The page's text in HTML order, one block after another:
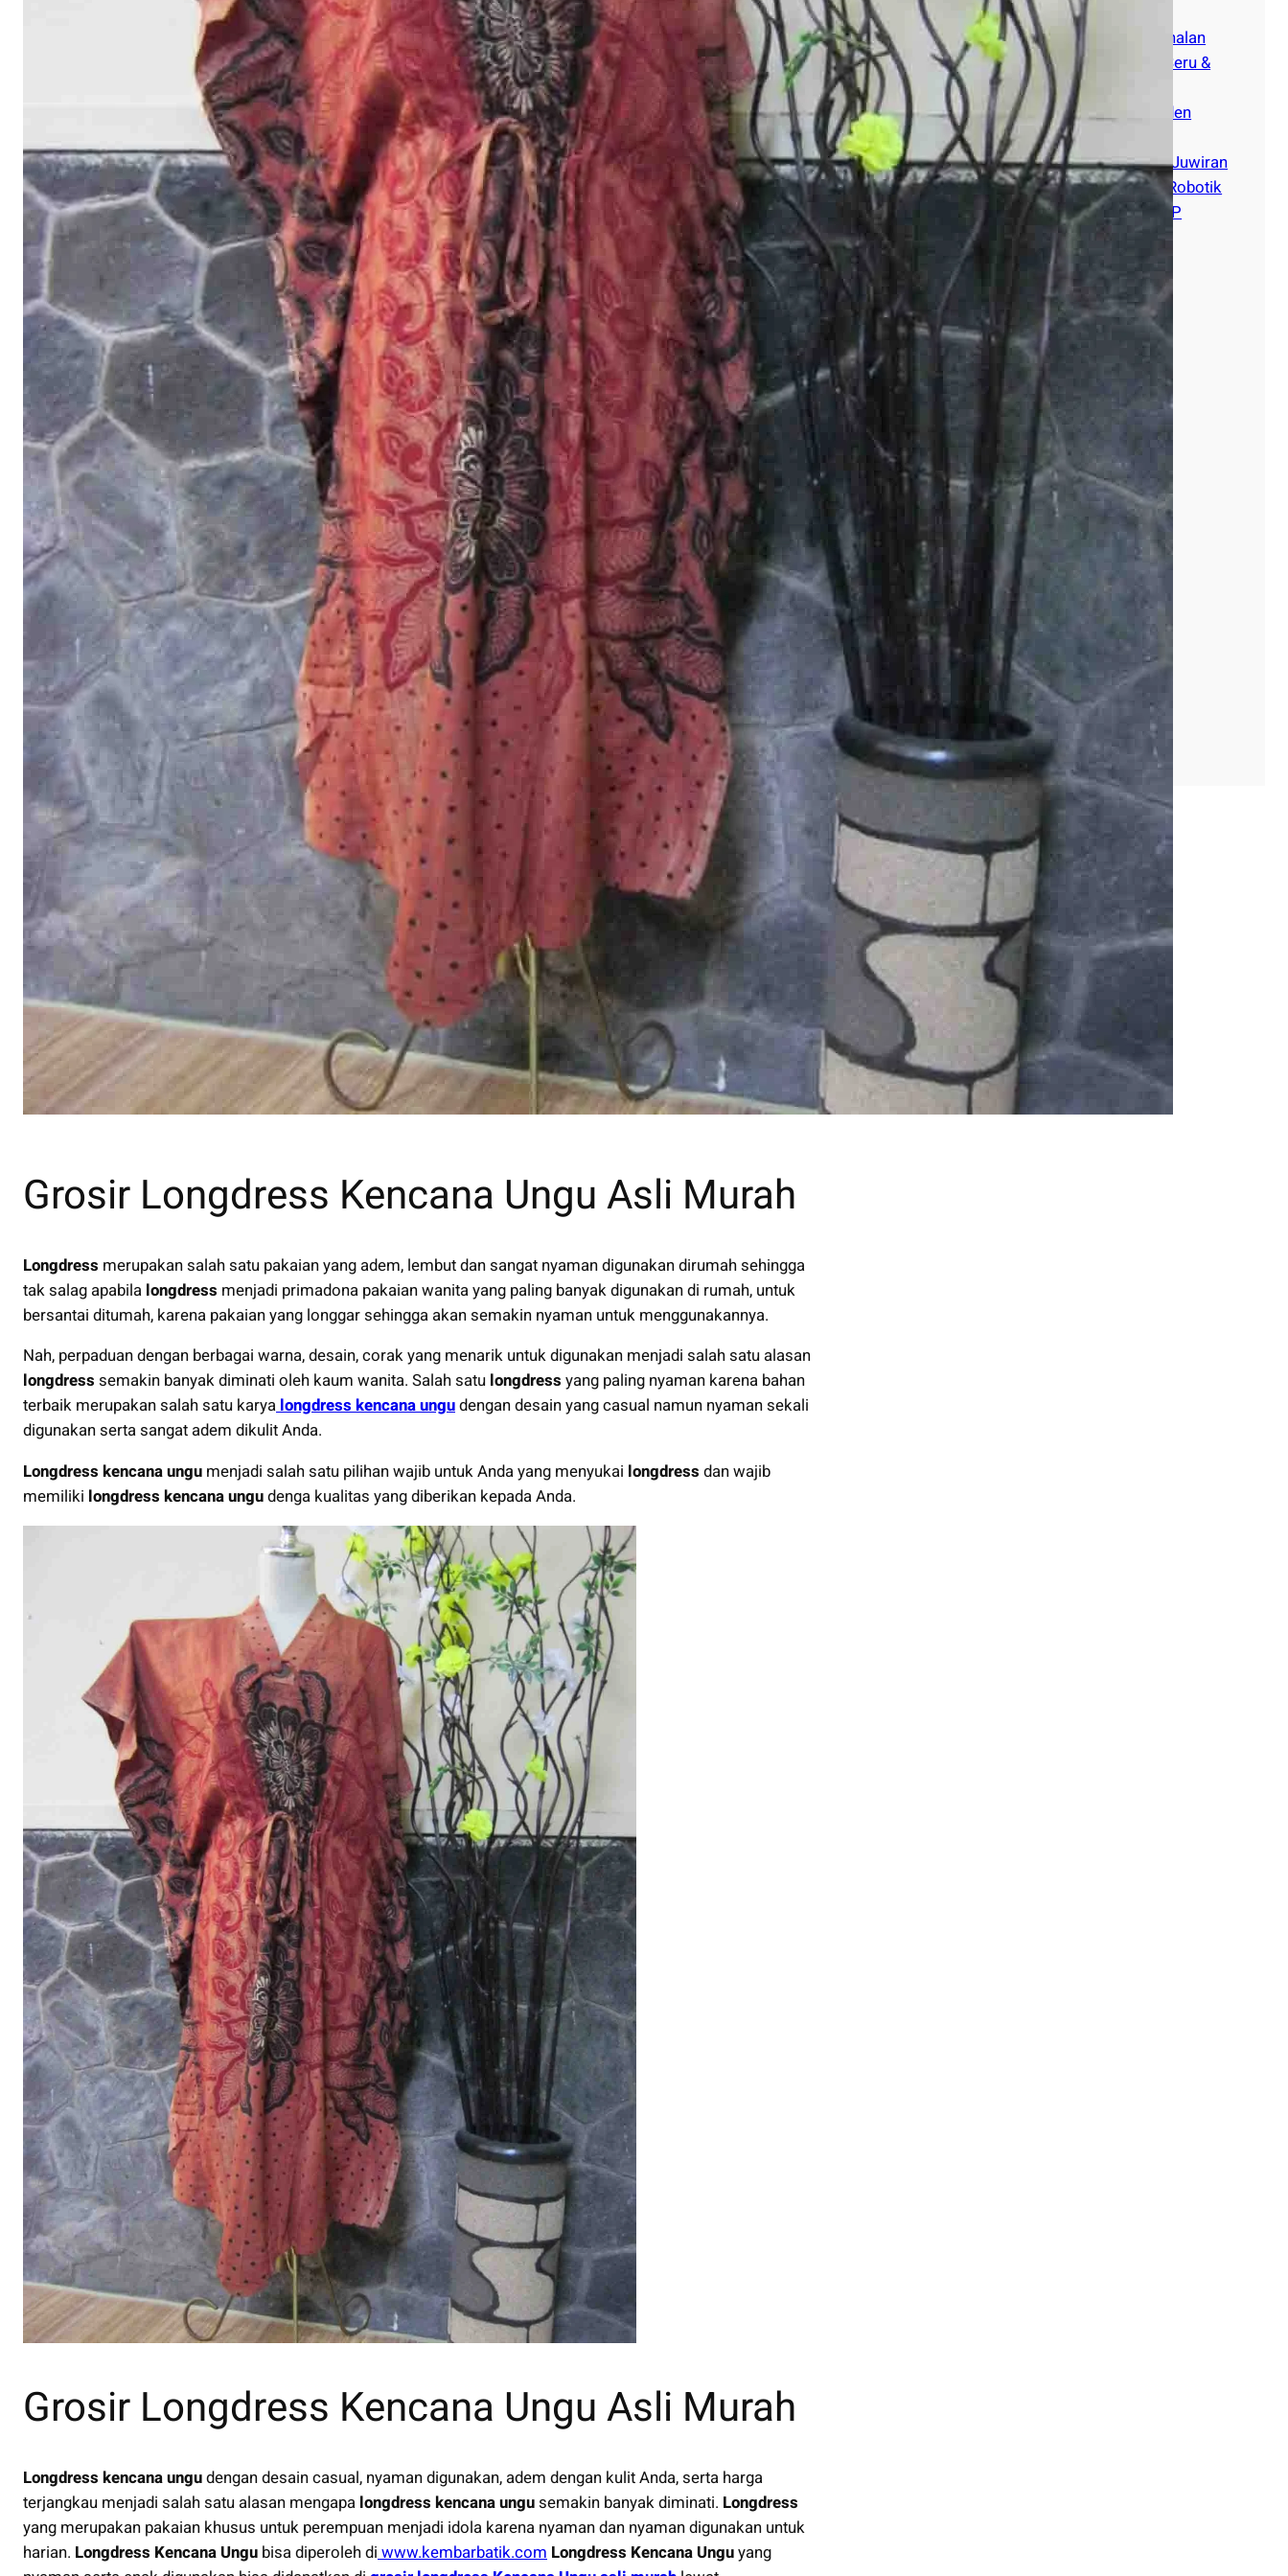
Grosir Longdress Kencana Ungu Asli Murah
Longdress merupakan salah satu pakaian yang adem, lembut dan sangat nyaman digunakan dirumah sehingga
tak salag apabila longdress menjadi primadona pakaian wanita yang paling banyak digunakan di rumah, untuk
bersantai ditumah, karena pakaian yang longgar sehingga akan semakin nyaman untuk menggunakannya.
Nah, perpaduan dengan berbagai warna, desain, corak yang menarik untuk digunakan menjadi salah satu alasan
longdress semakin banyak diminati oleh kaum wanita. Salah satu longdress yang paling nyaman karena bahan
terbaik merupakan salah satu karyalongdress kencana ungudengan desain yang casual namun nyaman sekali
digunakan serta sangat adem dikulit Anda.
Longdress kencana ungu menjadi salah satu pilihan wajib untuk Anda yang menyukai longdress dan wajib
memiliki longdress kencana ungudenga kualitas yang diberikan kepada Anda.
Grosir Longdress Kencana Ungu Asli Murah
Longdress kencana ungudengan desain casual, nyaman digunakan, adem dengan kulit Anda, serta harga
terjangkau menjadi salah satu alasan mengapa longdress kencana ungusemakin banyak diminati. Longdress
yang merupakan pakaian khusus untuk perempuan menjadi idola karena nyaman dan nyaman digunakan untuk
harian. Longdress Kencana Ungu bisa diperoleh di www.kembarbatik.com Longdress Kencana Unguyang
Fajar Cawas
🚀 Antusiasme Pengenalan
Dunia Coding Secara Seru &
Interaktif! 💻✨di MI
Roudlotuzzahidin Kunden
Karanganom Klaten
🚀MI Muhammadiyah Juwiran
Pengenalan Coding & Robotik
Kerjasama Dengan LKP
Kembar🌟
Categories
Alumni
Buku
Entrepreneur
Kerjasama
Promo
Review
RPL
Tutorial IT
Uncategorized
LKP Kembar
Pusat: Jl. Solo-Yogya km.30 Jombor Ceper
Cabang: Jl. Ki Hajar Dewantara Macanan